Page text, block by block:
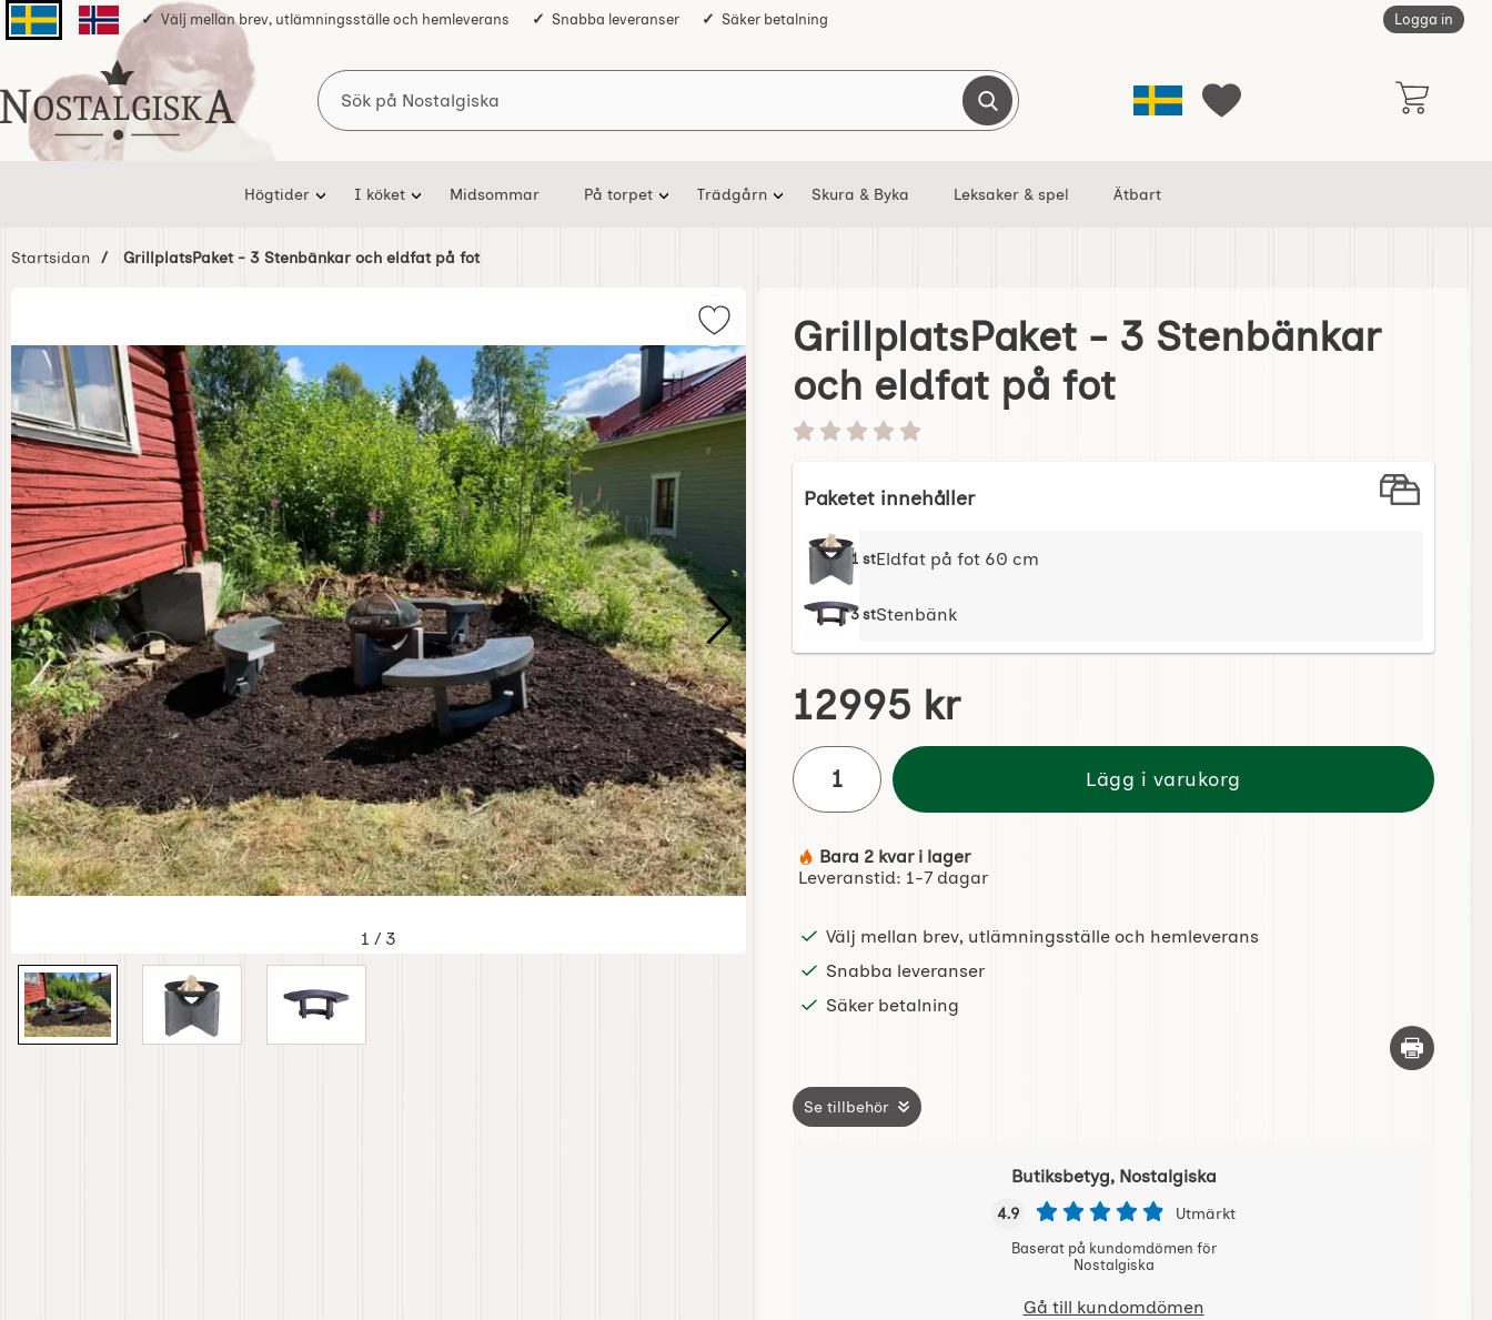
Svenska sidanNorska sidan
Välj mellan brev, utlämningsställe och hemleverans Snabba leveranser Säker betalning Logga in
Startsidan för Nostalgiska Sverige Mina favoriter
Sök
Genomför sökning
Högtider I köket Midsommar På torpet Trädgårn Skura & Byka Leksaker & spel Ätbart
Startsidan GrillplatsPaket - 3 Stenbänkar och eldfat på fot
Bilder
Markera grillplatsPaket - 3 Stenbänkar och eldfat på fot som favorit
1 / 3
GrillplatsPaket - 3 Stenbänkar
och eldfat på fot
Betyg: 0 stjärnor av 5
Paketet innehåller
1 stEldfat på fot 60 cm
3 stStenbänk
Handla denna produkt GrillplatsPaket - 3 Stenbänkar och eldfat på fot
pris
12995 kr
antal
Lägg i varukorg
Tillgänglighet:
Bara 2 kvar i lager
Leveranstid: 1-7 dagar
Välj mellan brev, utlämningsställe och hemleverans
Snabba leveranser
Säker betalning
Skriv ut
Se tillbehör
Butiksbetyg, Nostalgiska
4.9 Utmärkt
Baserat på kundomdömen för
Nostalgiska
Gå till kundomdömen